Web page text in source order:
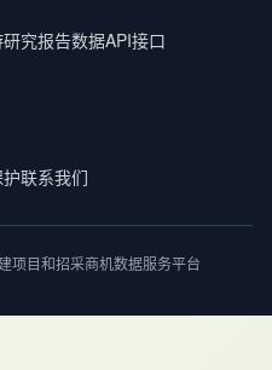
研究报告数据API接口
联系我们
项目和招采商机数据服务平台